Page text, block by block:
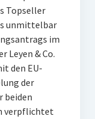
Topseller
unmittelbar
im
Leyen & Co.
den EU-
der
beiden
verpflichtet